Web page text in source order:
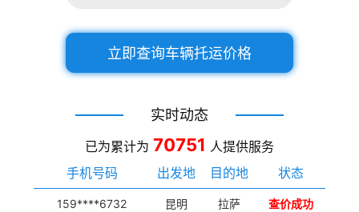
立即查询车辆托运价格
实时动态
已为累计为 70751 人提供服务
手机号码
出发地 目的地 状态
159****6732 昆明 拉萨 查价成功